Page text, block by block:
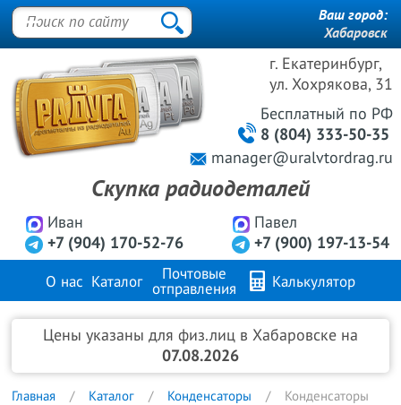
г. Екатеринбург,
ул. Хохрякова, 31
Иван
+7 (904) 170-52-76
Павел
+7 (900) 197-13-54
Бесплатный по РФ
8 (804) 333-50-35
manager@uralvtordrag.ru
Скупка радиодеталей
Ваш город:
Хабаровск
О нас Каталог
Почтовые
отправления
Калькулятор
Продажа металлов Контакты
Цены указаны для физ.лиц в Хабаровске на
07.08.2026
Главная Каталог Конденсаторы
Конденсаторы